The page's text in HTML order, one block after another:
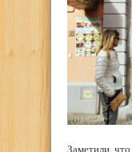
Заметили, что